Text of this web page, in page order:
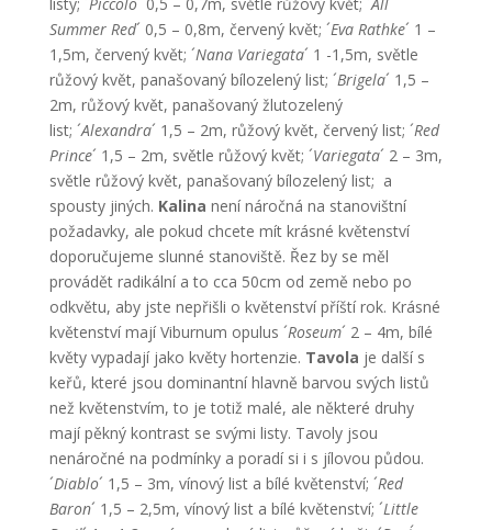
Summer Red´ 0,5 – 0,8m, červený květ; ´Eva Rathke´ 1 –
1,5m, červený květ; ´Nana Variegata´ 1 -1,5m, světle
růžový květ, panašovaný bílozelený list; ´Brigela´ 1,5 –
2m, růžový květ, panašovaný žlutozelený
list; ´Alexandra´ 1,5 – 2m, růžový květ, červený list; ´Red
Prince´ 1,5 – 2m, světle růžový květ; ´Variegata´ 2 – 3m,
světle růžový květ, panašovaný bílozelený list; a
spousty jiných. Kalina není náročná na stanovištní
požadavky, ale pokud chcete mít krásné květenství
doporučujeme slunné stanoviště. Řez by se měl
provádět radikální a to cca 50cm od země nebo po
odkvětu, aby jste nepřišli o květenství příští rok. Krásné
květenství mají Viburnum opulus ´Roseum´ 2 – 4m, bílé
květy vypadají jako květy hortenzie. Tavola je další s
keřů, které jsou dominantní hlavně barvou svých listů
než květenstvím, to je totiž malé, ale některé druhy
mají pěkný kontrast se svými listy. Tavoly jsou
nenáročné na podmínky a poradí si i s jílovou půdou.
´Diablo´ 1,5 – 3m, vínový list a bílé květenství; ´Red
Baron´ 1,5 – 2,5m, vínový list a bílé květenství; ´Little